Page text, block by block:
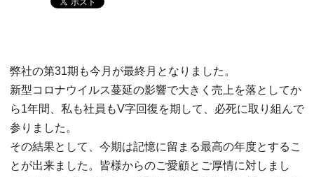
弊社の第31期も今月が最終月となりました。
新型コロナウイルス蔓延の影響で大きく売上を落としてか
ら1年間、私も社員もV字回復を期して、必死に取り組んで
参りました。
その結果として、今期は記憶に留まる最高の年度とするこ
とが出来ました。皆様からのご愛顧とご厚情に対しまし